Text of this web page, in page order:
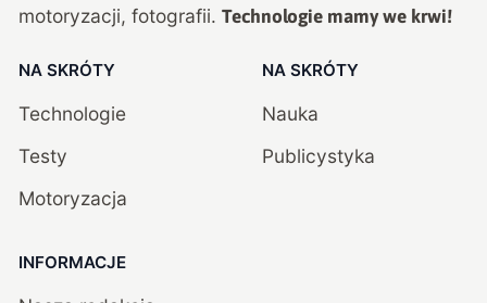
motoryzacji, fotografii. Technologie mamy we krwi!
NA SKRÓTY
Technologie
Testy
Motoryzacja
NA SKRÓTY
Nauka
Publicystyka
INFORMACJE